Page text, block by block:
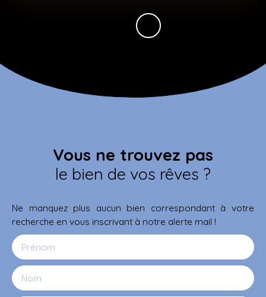
Vous ne trouvez pas
le bien de vos rêves ?
Ne manquez plus aucun bien correspondant à votre
recherche en vous inscrivant à notre alerte mail !
Prénom
Nom